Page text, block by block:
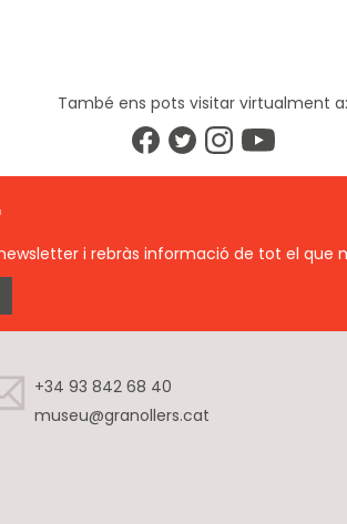
També ens pots visitar virtualment a:
i rebràs informació de tot el que
+34 93 842 68 40
museu@granollers.cat